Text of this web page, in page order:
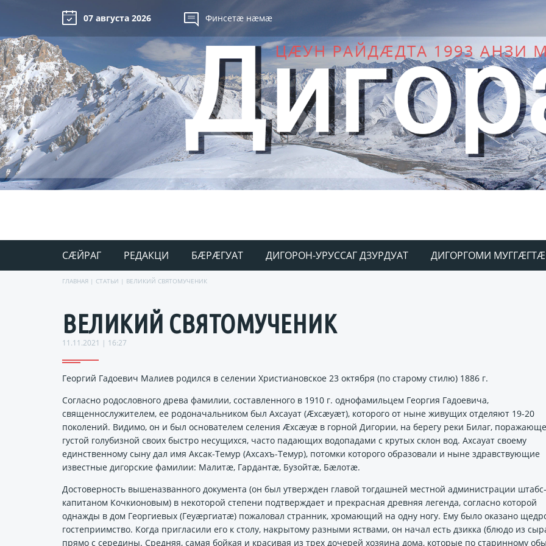
07 августа 2026 Финсетæ нæмæ
СÆЙРАГ РЕДАКЦИ БÆРÆГУАТ ДИГОРОН-УРУССАГ ДЗУРДУАТ ДИГОРГОМИ МУГГÆГТÆ
ГЛАВНАЯ | СТАТЬИ | ВЕЛИКИЙ СВЯТОМУЧЕНИК
ВЕЛИКИЙ СВЯТОМУЧЕНИК
11.11.2021 | 16:27
Георгий Гадоевич Малиев родился в селении Христиановское 23 октября (по старому стилю) 1886 г.
Согласно родословного древа фамилии, составленного в 1910 г. однофамильцем Георгия Гадоевича,
священнослужителем, ее родоначальником был Ахсауат (Ӕхсӕуӕт), которого от ныне живущих отделяют 19-20
поколений. Видимо, он и был основателем селения Ӕхсӕуӕ в горной Дигории, на берегу реки Билаг,
густой голубизной своих быстро несущихся, часто падающих водопадами с крутых склон вод. Ахсауат своему
единственному сыну дал имя Аксак-Темур (Ахсахъ-Темур), потомки которого образовали и ныне здравствующие
известные дигорские фамилии: Малитӕ, Гардантӕ, Бузойтӕ, Бӕлотӕ.
Достоверность вышеназванного документа (он был утвержден главой тогдашней местной администрации штабс-
капитаном Кочкионовым) в некоторой степени подтверждает и прекрасная древняя легенда, согласно которой
однажды в дом Георгиевых (Геуӕргиатӕ) пожаловал странник, хромающий на одну ногу. Ему было оказано
гостеприимство. Когда пригласили его к столу, накрытому разными яствами, он начал есть дзикка (блюдо из
прямо с середины. Средняя, самая бойкая и красивая из трех дочерей хозяина дома, которые по старинному